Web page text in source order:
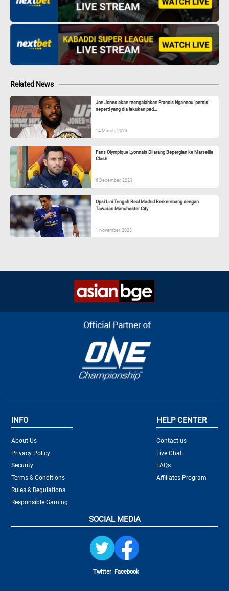
Related News
Jon Jones akan mengalahkan Francis Ngannou ‘persis’
seperti yang dia lakukan pad...
14 March, 2023
Fans Olympique Lyonnais Dilarang Bepergian ke Marseille
Clash
6 December, 2023
Opsi Lini Tengah Real Madrid Berkembang dengan
Tawaran Manchester City
1 November, 2023
INFO
About Us
Privacy Policy
Security
Terms & Conditions
Rules & Regulations
Responsible Gaming
HELP CENTER
Contact us
Live Chat
FAQs
Affiliates Program
SOCIAL MEDIA
Twitter Facebook